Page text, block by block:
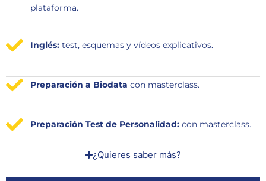
plataforma.
Inglés: test, esquemas y vídeos explicativos.
Preparación a Biodata con masterclass.
Preparación Test de Personalidad: con masterclass.
¿Quieres saber más?